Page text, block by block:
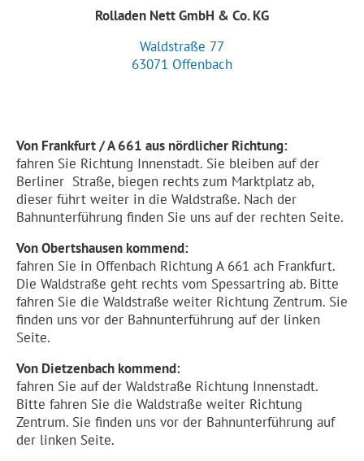
Rolladen Nett GmbH & Co. KG
Waldstraße 77
63071 Offenbach
Von Frankfurt / A 661 aus nördlicher Richtung:
fahren Sie Richtung Innenstadt. Sie bleiben auf der
Berliner Straße, biegen rechts zum Marktplatz ab,
dieser führt weiter in die Waldstraße. Nach der
Bahnunterführung finden Sie uns auf der rechten Seite.
Von Obertshausen kommend:
fahren Sie in Offenbach Richtung A 661 ach Frankfurt.
Die Waldstraße geht rechts vom Spessartring ab. Bitte
fahren Sie die Waldstraße weiter Richtung Zentrum. Sie
finden uns vor der Bahnunterführung auf der linken
Seite.
Von Dietzenbach kommend:
fahren Sie auf der Waldstraße Richtung Innenstadt.
Bitte fahren Sie die Waldstraße weiter Richtung
Zentrum. Sie finden uns vor der Bahnunterführung auf
der linken Seite.